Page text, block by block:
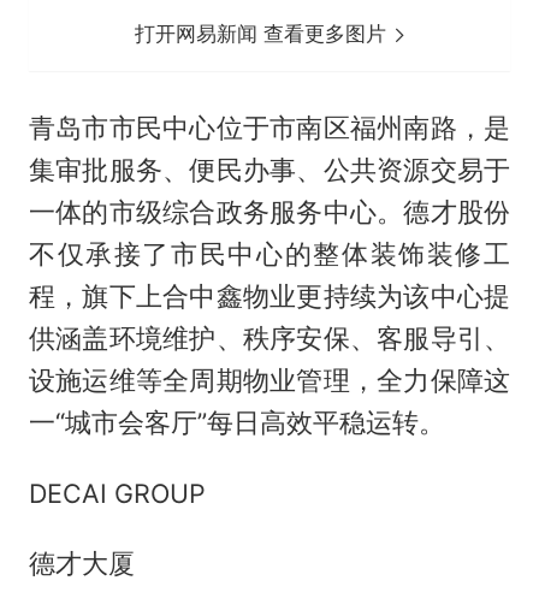
打开网易新闻 查看更多图片
青岛市市民中心位于市南区福州南路，是
集审批服务、便民办事、公共资源交易于
一体的市级综合政务服务中心。德才股份
不仅承接了市民中心的整体装饰装修工
程，旗下上合中鑫物业更持续为该中心提
供涵盖环境维护、秩序安保、客服导引、
设施运维等全周期物业管理，全力保障这
一“城市会客厅”每日高效平稳运转。
DECAI GROUP
德才大厦